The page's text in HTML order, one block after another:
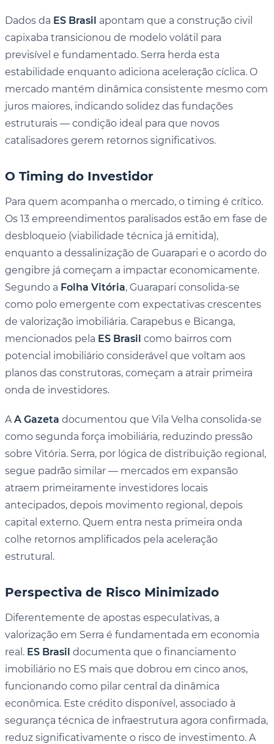
Dados da ES Brasil apontam que a construção civil
capixaba transicionou de modelo volátil para
previsível e fundamentado. Serra herda esta
estabilidade enquanto adiciona aceleração cíclica. O
mercado mantém dinâmica consistente mesmo com
juros maiores, indicando solidez das fundações
estruturais — condição ideal para que novos
catalisadores gerem retornos significativos.
O Timing do Investidor
Para quem acompanha o mercado, o timing é crítico.
Os 13 empreendimentos paralisados estão em fase de
desbloqueio (viabilidade técnica já emitida),
enquanto a dessalinização de Guarapari e o acordo do
gengibre já começam a impactar economicamente.
Segundo a Folha Vitória, Guarapari consolida-se
como polo emergente com expectativas crescentes
de valorização imobiliária. Carapebus e Bicanga,
mencionados pela ES Brasil como bairros com
potencial imobiliário considerável que voltam aos
planos das construtoras, começam a atrair primeira
onda de investidores.
A A Gazeta documentou que Vila Velha consolida-se
como segunda força imobiliária, reduzindo pressão
sobre Vitória. Serra, por lógica de distribuição regional,
segue padrão similar — mercados em expansão
atraem primeiramente investidores locais
antecipados, depois movimento regional, depois
capital externo. Quem entra nesta primeira onda
colhe retornos amplificados pela aceleração
estrutural.
Perspectiva de Risco Minimizado
Diferentemente de apostas especulativas, a
valorização em Serra é fundamentada em economia
real. ES Brasil documenta que o financiamento
imobiliário no ES mais que dobrou em cinco anos,
funcionando como pilar central da dinâmica
econômica. Este crédito disponível, associado à
segurança técnica de infraestrutura agora confirmada,
reduz significativamente o risco de investimento. A